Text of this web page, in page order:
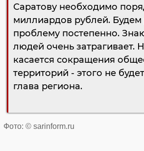
Саратову необходимо
миллиардов рублей. Будем
проблему постепенно.
людей очень затрагивает.
касается сокращения
территорий - этого не
глава региона.
Фото: © sarinform.ru